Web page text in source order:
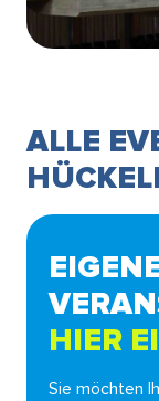
ALLE
HIER
Sie möchten